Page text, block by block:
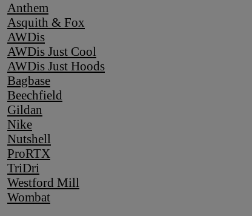
Anthem
Asquith & Fox
AWDis
AWDis Just Cool
AWDis Just Hoods
Bagbase
Beechfield
Gildan
Nike
Nutshell
ProRTX
TriDri
Westford Mill
Wombat